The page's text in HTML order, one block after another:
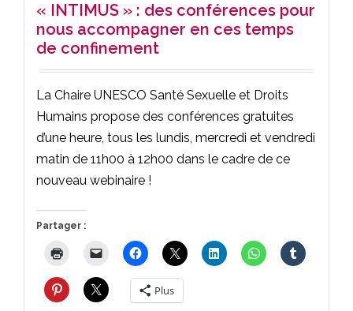
« INTIMUS » : des conférences pour
nous accompagner en ces temps
de confinement
La Chaire UNESCO Santé Sexuelle et Droits
Humains propose des conférences gratuites
d’une heure, tous les lundis, mercredi et vendredi
matin de 11h00 à 12h00 dans le cadre de ce
nouveau webinaire !
Partager :
Plus